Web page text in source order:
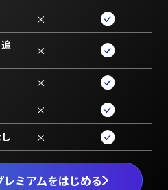
ミアムをはじめる
×
×
×
×
×